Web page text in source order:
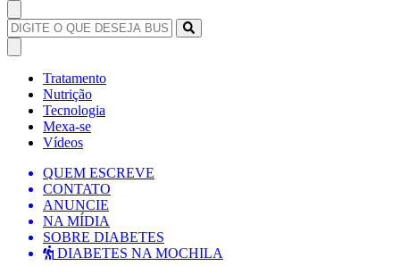
Tratamento
Nutrição
Tecnologia
Mexa-se
Vídeos
QUEM ESCREVE
CONTATO
ANUNCIE
NA MÍDIA
SOBRE DIABETES
DIABETES NA MOCHILA